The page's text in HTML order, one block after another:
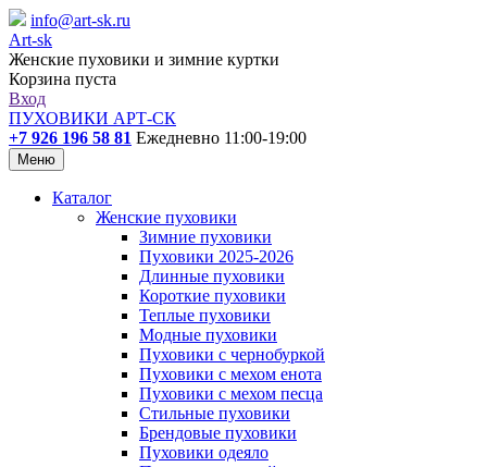
info@art-sk.ru
Art-sk
Женские пуховики и зимние куртки
Корзина пуста
Вход
ПУХОВИКИ АРТ-СК
+7 926 196 58 81 Ежедневно 11:00-19:00
Меню
Каталог
Женские пуховики
Зимние пуховики
Пуховики 2025-2026
Длинные пуховики
Короткие пуховики
Теплые пуховики
Модные пуховики
Пуховики с чернобуркой
Пуховики с мехом енота
Пуховики с мехом песца
Стильные пуховики
Брендовые пуховики
Пуховики одеяло